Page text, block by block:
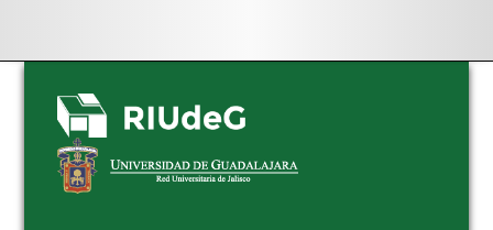
Skip
navigation